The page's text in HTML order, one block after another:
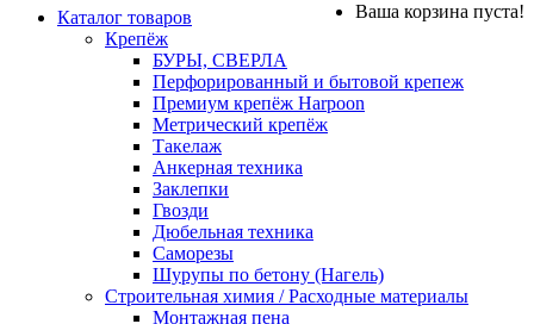
Ваша корзина пуста!
Каталог товаров
Крепёж
БУРЫ, СВЕРЛА
Перфорированный и бытовой крепеж
Премиум крепёж Harpoon
Метрический крепёж
Такелаж
Анкерная техника
Заклепки
Гвозди
Дюбельная техника
Саморезы
Шурупы по бетону (Нагель)
Строительная химия / Расходные материалы
Монтажная пена